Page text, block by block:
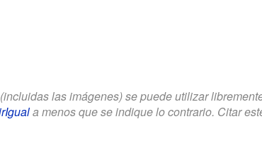
las imágenes) se puede utilizar
a menos que se indique lo contrario. Citar